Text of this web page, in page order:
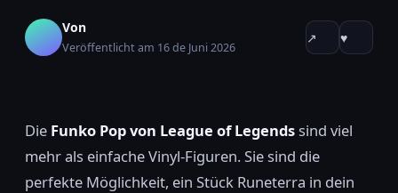
Von
Veröffentlicht am 16 de Juni 2026
↗ ♥
Die Funko Pop von League of Legendssind viel
mehr als einfache Vinyl-Figuren. Sie sind die
perfekte Möglichkeit, ein Stück Runeterra in dein